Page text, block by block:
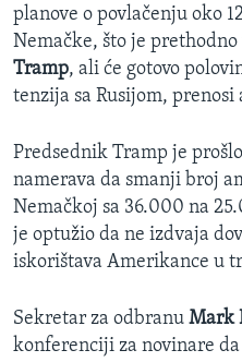
planove o povlačenju oko
Nemačke, što je
Tramp, ali će gotovo
tenzija sa Rusijom, prenosi
Predsednik Tramp je
namerava da smanji broj
Nemačkoj sa 36.000 na
je optužio da ne izdvaja
iskorištava Amerikance u
Sekretar za odbranu Mark
konferenciji za novinare